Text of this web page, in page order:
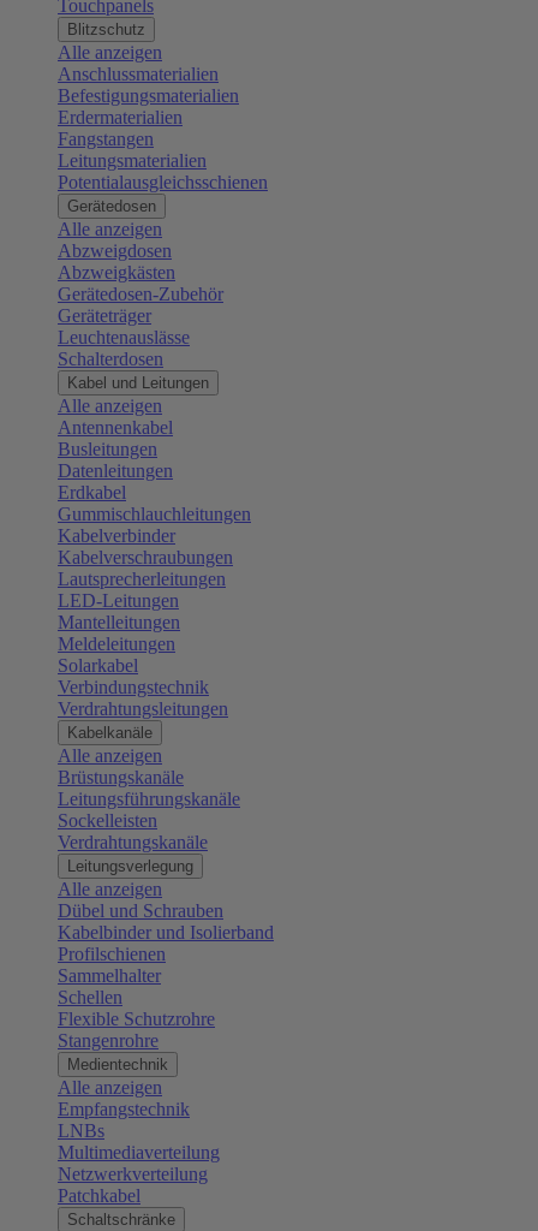
Touchpanels
Blitzschutz
Alle anzeigen
Anschlussmaterialien
Befestigungsmaterialien
Erdermaterialien
Fangstangen
Leitungsmaterialien
Potentialausgleichsschienen
Gerätedosen
Alle anzeigen
Abzweigdosen
Abzweigkästen
Gerätedosen-Zubehör
Geräteträger
Leuchtenauslässe
Schalterdosen
Kabel und Leitungen
Alle anzeigen
Antennenkabel
Busleitungen
Datenleitungen
Erdkabel
Gummischlauchleitungen
Kabelverbinder
Kabelverschraubungen
Lautsprecherleitungen
LED-Leitungen
Mantelleitungen
Meldeleitungen
Solarkabel
Verbindungstechnik
Verdrahtungsleitungen
Kabelkanäle
Alle anzeigen
Brüstungskanäle
Leitungsführungskanäle
Sockelleisten
Verdrahtungskanäle
Leitungsverlegung
Alle anzeigen
Dübel und Schrauben
Kabelbinder und Isolierband
Profilschienen
Sammelhalter
Schellen
Flexible Schutzrohre
Stangenrohre
Medientechnik
Alle anzeigen
Empfangstechnik
LNBs
Multimediaverteilung
Netzwerkverteilung
Patchkabel
Schaltschränke